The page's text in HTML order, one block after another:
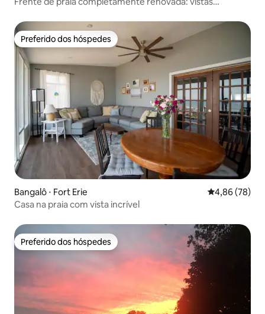
Preferido dos hóspedes
Preferido dos hóspedes
Bangalô ⋅ Fort Erie 4,86 de uma
4,86 (78)
Casa na praia com vista incrível
Preferido dos hóspedes
Preferido dos hóspedes